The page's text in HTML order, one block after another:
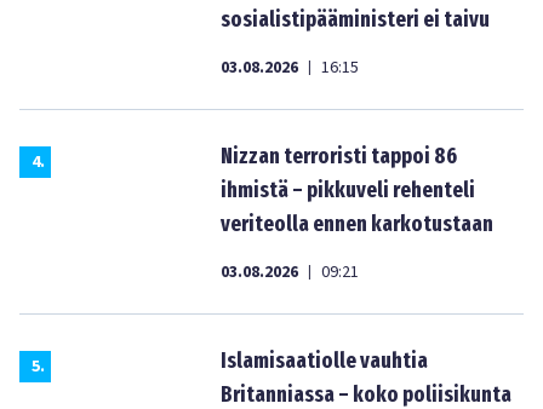
sosialistipääministeri ei taivu
03.08.2026 | 16:15
4.
Nizzan terroristi tappoi 86
ihmistä – pikkuveli rehenteli
veriteolla ennen karkotustaan
03.08.2026 | 09:21
5.
Islamisaatiolle vauhtia
Britanniassa – koko poliisikunta